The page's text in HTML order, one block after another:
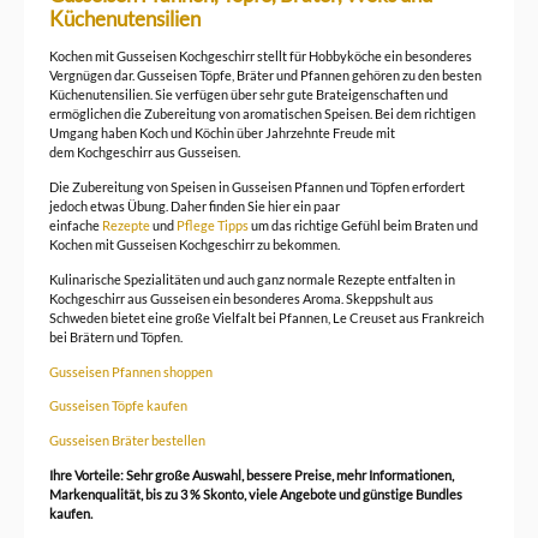
Küchenutensilien
Kochen mit Gusseisen Kochgeschirr stellt für Hobbyköche ein besonderes
Vergnügen dar. Gusseisen Töpfe, Bräter und Pfannen gehören zu den besten
Küchenutensilien. Sie verfügen über sehr gute Brateigenschaften und
ermöglichen die Zubereitung von aromatischen Speisen. Bei dem richtigen
Umgang haben Koch und Köchin über Jahrzehnte Freude mit
dem Kochgeschirr aus Gusseisen.
Die Zubereitung von Speisen in Gusseisen Pfannen und Töpfen erfordert
jedoch etwas Übung. Daher finden Sie hier ein paar
einfache Rezepteund Pflege Tippsum das richtige Gefühl beim Braten und
Kochen mit Gusseisen Kochgeschirr zu bekommen.
Kulinarische Spezialitäten und auch ganz normale Rezepte entfalten in
Kochgeschirr aus Gusseisen ein besonderes Aroma. Skeppshult aus
Schweden bietet eine große Vielfalt bei Pfannen, Le Creuset aus Frankreich
bei Brätern und Töpfen.
Gusseisen Pfannen shoppen
Gusseisen Töpfe kaufen
Gusseisen Bräter bestellen
Ihre Vorteile: Sehr große Auswahl, bessere Preise, mehr Informationen,
Markenqualität, bis zu 3 % Skonto, viele Angebote und günstige Bundles
kaufen.